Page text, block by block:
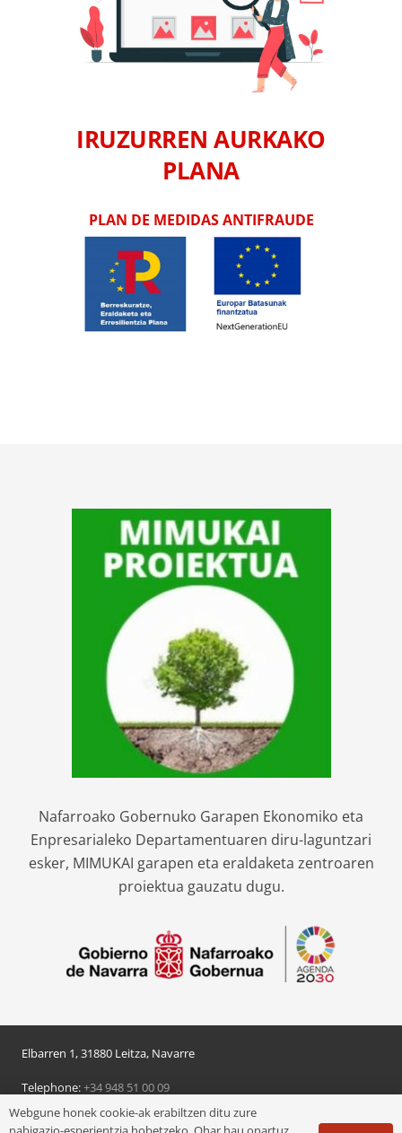
IRUZURREN AURKAKO
PLANA
PLAN DE MEDIDAS ANTIFRAUDE
Nafarroako Gobernuko Garapen Ekonomiko eta
Enpresarialeko Departamentuaren diru-laguntzari
esker, MIMUKAI garapen eta eraldaketa zentroaren
proiektua gauzatu dugu.
Elbarren 1, 31880 Leitza, Navarre
Telephone:+34 948 51 00 09
© 2024 Leitzako udala
Webgune honek cookie-ak erabiltzen ditu zure